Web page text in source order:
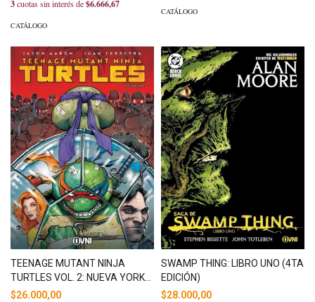
3cuotas sin interés de$6.666,67
CATÁLOGO
CATÁLOGO
TEENAGE MUTANT NINJA
TURTLES VOL. 2: NUEVA YORK
VS LAS TORTUGAS NINJA
$26.000,00
SWAMP THING: LIBRO UNO (4TA
EDICIÓN)
$28.000,00